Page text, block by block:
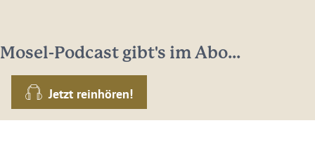
Podcast gibt's im Abo...
Jetzt reinhören!